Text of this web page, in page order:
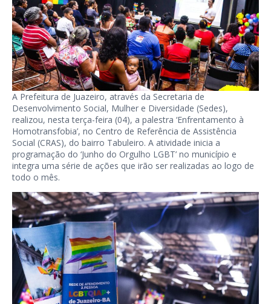
A Prefeitura de Juazeiro, através da Secretaria de
Desenvolvimento Social, Mulher e Diversidade (Sedes),
realizou, nesta terça-feira (04), a palestra ‘Enfrentamento à
Homotransfobia’, no Centro de Referência de Assistência
Social (CRAS), do bairro Tabuleiro. A atividade inicia a
programação do ‘Junho do Orgulho LGBT’ no município e
integra uma série de ações que irão ser realizadas ao logo de
todo o mês.